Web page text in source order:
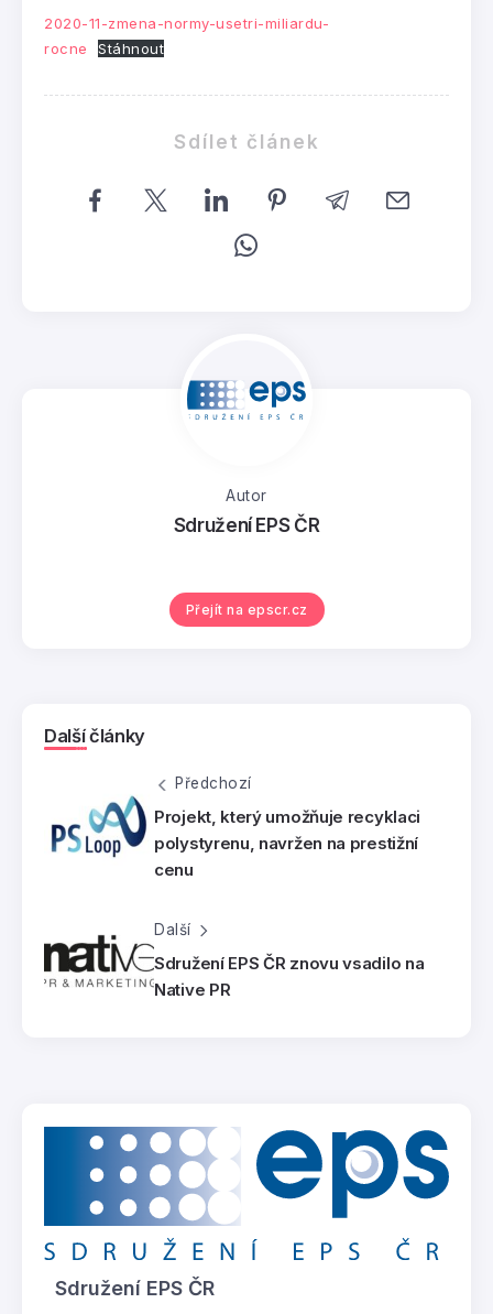
2020-11-zmena-normy-usetri-miliardu-
rocne
Stáhnout
Sdílet článek
Autor
Sdružení EPS ČR
Přejít na epscr.cz
Další články
Předchozí
Projekt, který umožňuje recyklaci
polystyrenu, navržen na prestižní
cenu
Další
Sdružení EPS ČR znovu vsadilo na
Native PR
Sdružení EPS ČR